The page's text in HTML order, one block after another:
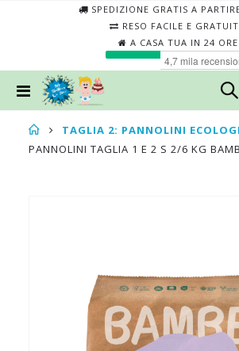
SPEDIZIONE GRATIS A
RESO FACILE E
A CASA TUA IN 24 ORE
Toggle
Nav
TAGLIA 2: PANNOLINI
PANNOLINI TAGLIA 1 E 2 S 2/6 KG